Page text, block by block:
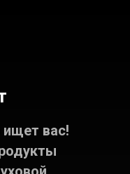
вас!